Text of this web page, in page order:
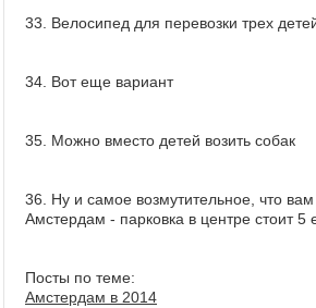
33. Велосипед для перевозки трех
34. Вот еще вариант
35. Можно вместо детей возить собак
36. Ну и самое возмутительное, что
Амстердам - парковка в центре стоит 5
Посты по теме:
Амстердам в 2014